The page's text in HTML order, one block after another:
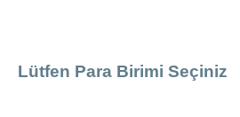
Lütfen Para Birimi Seçiniz